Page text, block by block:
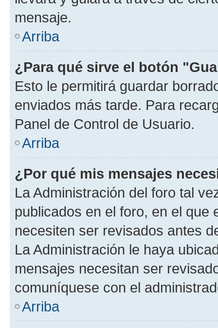
mensaje.
Arriba
¿Para qué sirve el botón
Esto le permitirá guardar
enviados más tarde. Para
Panel de Control de Usuario.
Arriba
¿Por qué mis mensajes
La Administración del foro tal
publicados en el foro, en el que
necesiten ser revisados antes
La Administración le haya
mensajes necesitan ser
comuníquese con el
Arriba